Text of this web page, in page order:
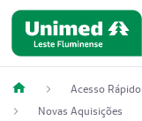
Acesso Rápido
Novas Aquisições